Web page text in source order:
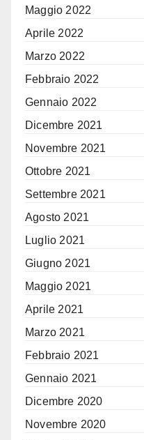
Maggio 2022
Aprile 2022
Marzo 2022
Febbraio 2022
Gennaio 2022
Dicembre 2021
Novembre 2021
Ottobre 2021
Settembre 2021
Agosto 2021
Luglio 2021
Giugno 2021
Maggio 2021
Aprile 2021
Marzo 2021
Febbraio 2021
Gennaio 2021
Dicembre 2020
Novembre 2020